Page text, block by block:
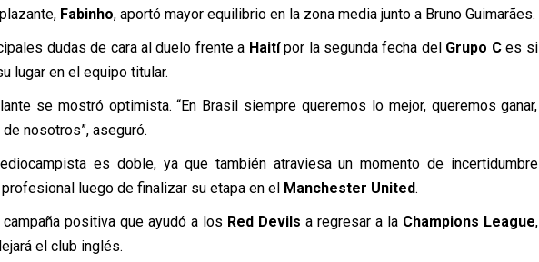
Fabinho, aportó mayor equilibrio en la zona media junto a Bruno Guimarães.
dudas de cara al duelo frente a Haitípor la segunda fecha del Grupo Ces si
lugar en el equipo titular.
se mostró optimista. “En Brasil siempre queremos lo mejor, queremos ganar,
nosotros”, aseguró.
es doble, ya que también atraviesa un momento de incertidumbre
luego de finalizar su etapa en el Manchester United.
positiva que ayudó a los Red Devils a regresar a la Champions League,
el club inglés.